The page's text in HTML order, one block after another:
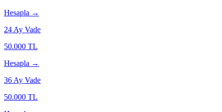
Hesapla →
24 Ay Vade
50.000 TL
Hesapla →
36 Ay Vade
50.000 TL